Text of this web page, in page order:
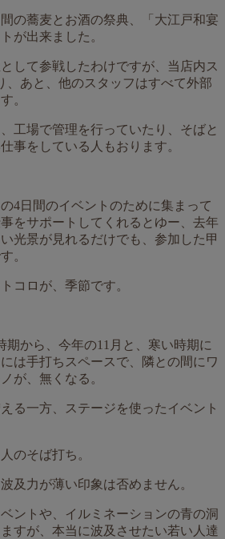
の蕎麦とお酒の祭典、「大江戸和宴
が出来ました。
して参戦したわけですが、当店内ス
、あと、他のスタッフはすべて外部
。
工場で管理を行っていたり、そばと
事をしている人もおります。
4日間のイベントのために集まって
をサポートしてくれるとゆー、去年
光景が見れるだけでも、参加した甲
。
コロが、季節です。
期から、今年の11月と、寒い時期に
は手打ちスペースで、隣との間にワ
が、無くなる。
る一方、ステージを使ったイベント
のそば打ち。
及力が薄い印象は否めません。
ントや、イルミネーションの青の洞
すが、本当に波及させたい若い人達